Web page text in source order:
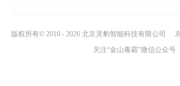
版权所有© 2010 - 2026 北京灵豹智能科技有限公司
关注“金山毒霸”微信公众号